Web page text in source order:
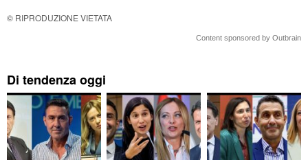
© RIPRODUZIONE VIETATA
Content sponsored by Outbrain
Di tendenza oggi